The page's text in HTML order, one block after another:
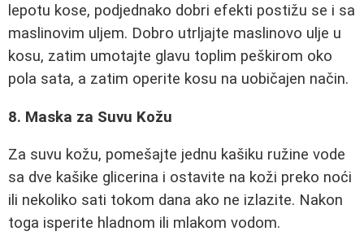
lepotu kose, podjednako dobri efekti postižu se i sa
maslinovim uljem. Dobro utrljajte maslinovo ulje u
kosu, zatim umotajte glavu toplim peškirom oko
pola sata, a zatim operite kosu na uobičajen način.
8. Maska za Suvu Kožu
Za suvu kožu, pomešajte jednu kašiku ružine vode
sa dve kašike glicerina i ostavite na koži preko noći
ili nekoliko sati tokom dana ako ne izlazite. Nakon
toga isperite hladnom ili mlakom vodom.